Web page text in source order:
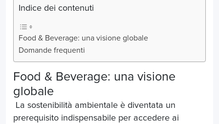
Indice dei contenuti
Food & Beverage: una visione globale
Domande frequenti
Food & Beverage: una visione
globale
La sostenibilità ambientale è diventata un
prerequisito indispensabile per accedere ai